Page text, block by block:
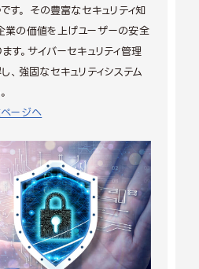
す。 その豊富なセキュリティ知
業の価値を上げユーザーの安全
す。サイバーセキュリティ管理
、強固なセキュリティシステム
ージへ